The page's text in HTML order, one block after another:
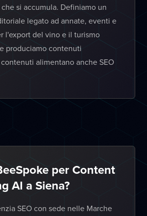
si accumula. Definiamo un
legato ad annate, eventi e
l'export del vino e il turismo
produciamo contenuti
alimentano anche SEO
per Content
AI a Siena?
SEO con sede nelle Marche